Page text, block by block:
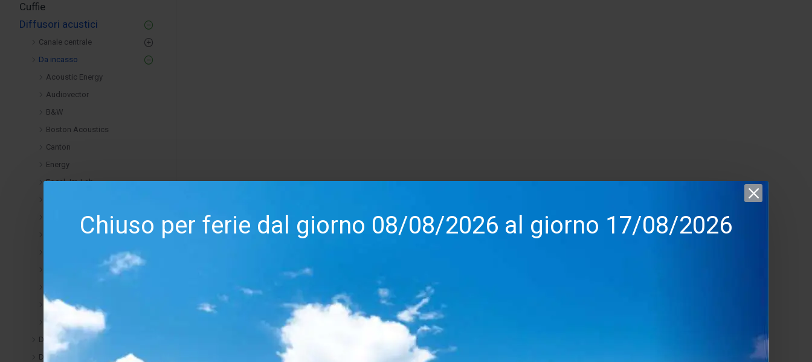
Chiuso per ferie dal giorno 08/08/2026 al giorno 17/08/2026
Cuffie
Diffusori acustici
Canale centrale
Da incasso
Acoustic Energy
Audiovector
B&W
Boston Acoustics
Canton
Energy
Focal Jm-Lab
Quiet
Sonance
Diffusori
Diffusori >Outdoor